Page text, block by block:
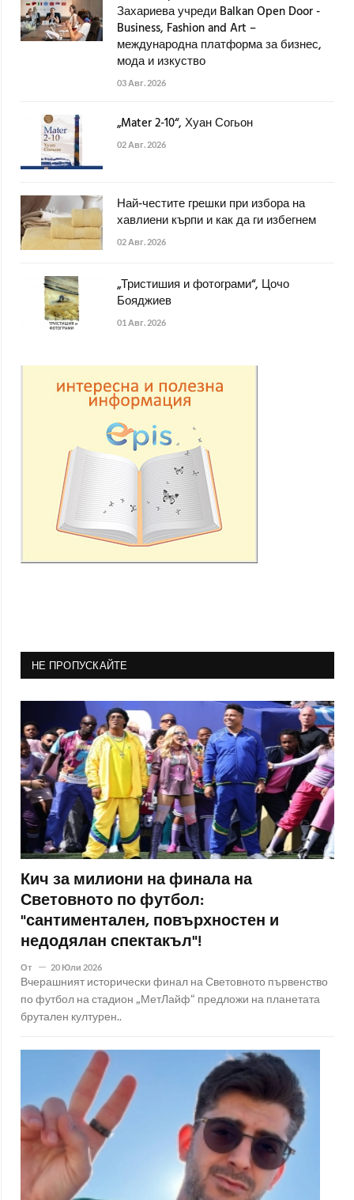
Захариева учреди Balkan Open Door -
Business, Fashion and Art –
международна платформа за бизнес,
мода и изкуство
03 Авг. 2026
„Mater 2-10“, Хуан Согьон
02 Авг. 2026
Най-честите грешки при избора на
хавлиени кърпи и как да ги избегнем
02 Авг. 2026
„Тристишия и фотограми“, Цочо
Бояджиев
01 Авг. 2026
НЕ ПРОПУСКАЙТЕ
Кич за милиони на финала на
Световното по футбол:
"сантиментален, повърхностен и
недодялан спектакъл"!
От 20 Юли 2026
Вчерашният исторически финал на Световното първенство
по футбол на стадион „МетЛайф“ предложи на планетата
брутален културен..